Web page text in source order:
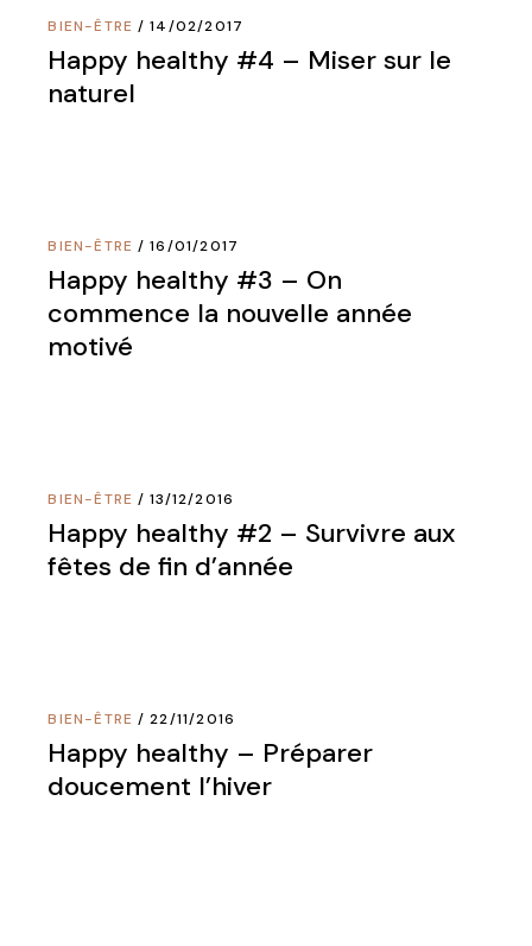
BIEN-ÊTRE 14/02/2017
Happy healthy #4 – Miser sur le
naturel
BIEN-ÊTRE 16/01/2017
Happy healthy #3 – On
commence la nouvelle année
motivé
BIEN-ÊTRE 13/12/2016
Happy healthy #2 – Survivre aux
fêtes de fin d’année
BIEN-ÊTRE 22/11/2016
Happy healthy – Préparer
doucement l’hiver